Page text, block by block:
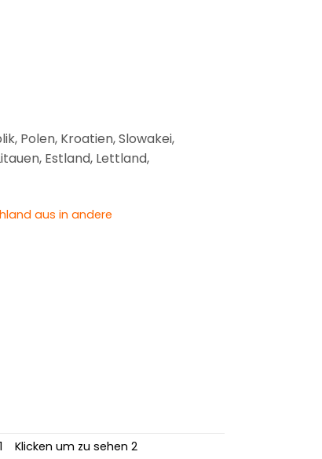
Polen, Kroatien, Slowakei,
Estland, Lettland,
aus in andere
Klicken um zu sehen 2